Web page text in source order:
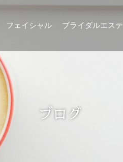
フェイシャル ブライダルエステ
ブログ